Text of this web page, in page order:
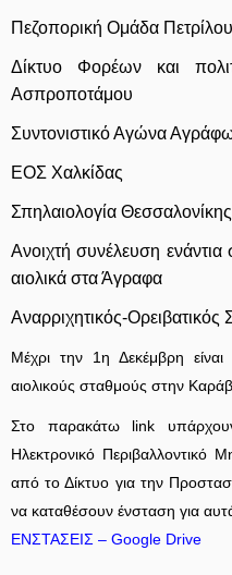
Πεζοπορική Ομάδα Πετρίλου
Δίκτυο Φορέων και
Ασπροποτάμου
Συντονιστικό Αγώνα
ΕΟΣ Χαλκίδας
Σπηλαιολογία
Ανοιχτή συνέλευση
αιολικά στα Άγραφα
Αναρριχητικός-Ορειβατικός
Μέχρι την 1η Δεκέμβρη
αιολικούς σταθμούς στην
Στο παρακάτω link
Ηλεκτρονικό Περιβαλλοντικό
από το Δίκτυο για την
να καταθέσουν ένσταση για
ΕΝΣΤΑΣΕΙΣ – Google Drive